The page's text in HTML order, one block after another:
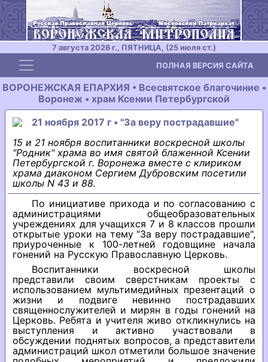
7 августа 2026 г., ПЯТНИЦА, (25 июля ст.)
Toggle navigation ПОЛНАЯ ВЕРСИЯ САЙТА
ВОРОНЕЖСКАЯ ЕПАРХИЯ • Всесвятское благочиние •
Воронеж • храм Ксении Петербургской
21 ноября 2017 г • "За веру пострадавшие"
15 и 21 ноября воспитанники воскресной школы
"Родник" храма во имя святой блаженной Ксении
Петербургской г. Воронежа вместе с клириком
храма диаконом Сергием Дубровским посетили
школы N 43 и 88.
По инициативе прихода и по согласованию с
администрациями общеобразовательных
учреждениях для учащихся 7 и 8 классов прошли
открытые уроки на тему "За веру пострадавшие",
приуроченные к 100-летней годовщине начала
гонений на Русскую Православную Церковь.
Воспитанники воскресной школы
представили своим сверстникам проекты с
использованием мультимедийных презентаций о
жизни и подвиге невинно пострадавших
священнослужителей и мирян в годы гонений на
Церковь. Ребята и учителя живо откликнулись на
выступления и активно участвовали в
обсуждении поднятых вопросов, а представители
администраций школ отметили большое значение